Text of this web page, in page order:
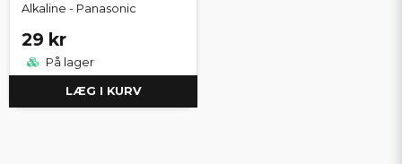
Alkaline - Panasonic
29 kr
På lager
LÆG I KURV